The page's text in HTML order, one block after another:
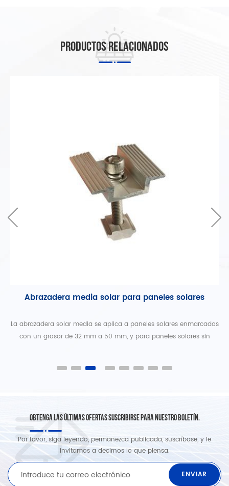
Productos relacionados
Abrazadera media solar para paneles solares
La abrazadera solar media se aplica a paneles solares enmarcados
con un grosor de 32 mm a 50 mm, y para paneles solares sin
OBTENGA LAS ÚLTIMAS OFERTAS SUSCRIBIRSE PARA NUESTRO BOLETÍN.
Por favor, siga leyendo, permanezca publicada, suscríbase, y le
invitamos a decirnos lo que piensa.